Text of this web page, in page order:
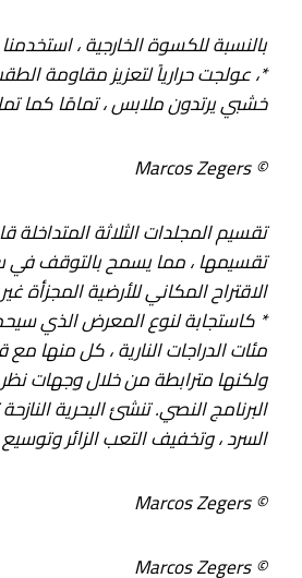
*، عولجت حرارياً لتعزيز مقاومة
خشبي يرتدون ملابس ، تمامًا كما
© Marcos Zegers
تقسيم المجلدات الثلاثة
تقسيمها ، مما يسمح بالتوقف
الاقتراح المكاني للأرضية المجزأة
* كاستجابة لنوع المعرض الذي
مئات الدراجات النارية ، كل منها
ولكنها مترابطة من خلال وجهات
البرنامج النصي. تنشئ البحرية
السرد ، وتخفيف التعب الزائر
© Marcos Zegers
© Marcos Zegers